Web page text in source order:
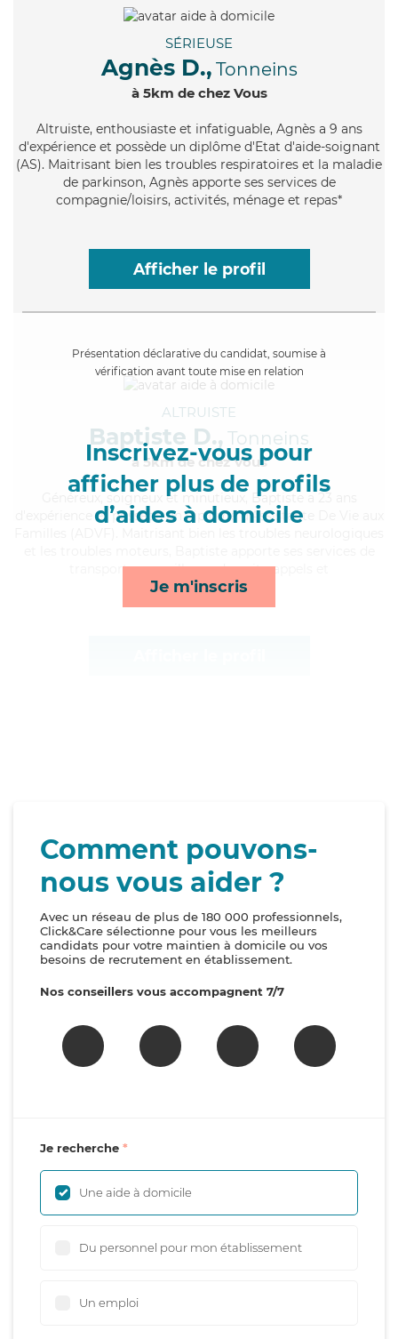
SÉRIEUSE
Agnès D., Tonneins
à 5km de chez Vous
Altruiste, enthousiaste et infatiguable, Agnès a 9 ans
d'expérience et possède un diplôme d'Etat d'aide-soignant
(AS). Maitrisant bien les troubles respiratoires et la maladie
de parkinson, Agnès apporte ses services de
compagnie/loisirs, activités, ménage et repas*
Afficher le profil
Présentation déclarative du candidat, soumise à
vérification avant toute mise en relation
Inscrivez-vous pour
afficher plus de profils
d’aides à domicile
Je m'inscris
ALTRUISTE
Baptiste D., Tonneins
à 5km de chez Vous
, soigneux et minutieux, Baptiste a 23 ans
d'expérience et possède un diplôme d'Assistante De Vie aux
transports, surveillance de nuit, rappels et
lessive/repassage*
Comment pouvons-
nous vous aider ?
Avec un réseau de plus de 180 000 professionnels,
Click&Care sélectionne pour vous les meilleurs
candidats pour votre maintien à domicile ou vos
besoins de recrutement en établissement.
Nos conseillers vous accompagnent 7/7
Je recherche
Une aide à domicile
Du personnel pour mon établissement
Un emploi